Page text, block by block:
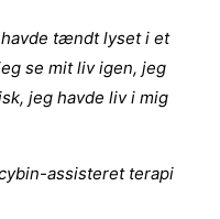
tændt lyset i et
se mit liv igen, jeg
jeg havde liv i mig
assisteret terapi